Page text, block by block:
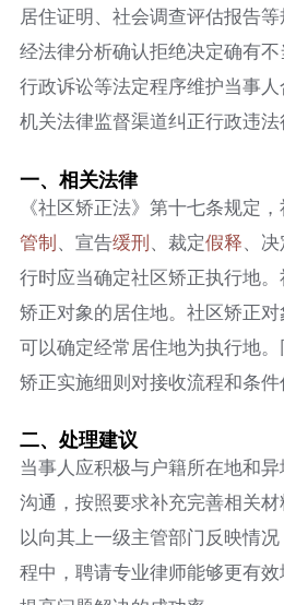
居住证明、社会调查评估报告
经法律分析确认拒绝决定确有不
行政诉讼等法定程序维护当事
机关法律监督渠道纠正行政违法
一、相关法律​
《社区矫正法》第十七条规定
管制 、宣告缓刑 、裁定假释 、
行时应当确定社区矫正执行地
矫正对象的居住地。社区矫正对
可以确定经常居住地为执行地
矫正实施细则对接收流程和条件
二、处理建议​
当事人应积极与户籍所在地和
沟通，按照要求补充完善相关
以向其上一级主管部门反映情
程中，聘请专业律师能够更有效